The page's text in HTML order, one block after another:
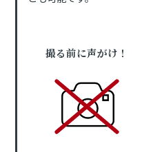
撮る前に声がけ！